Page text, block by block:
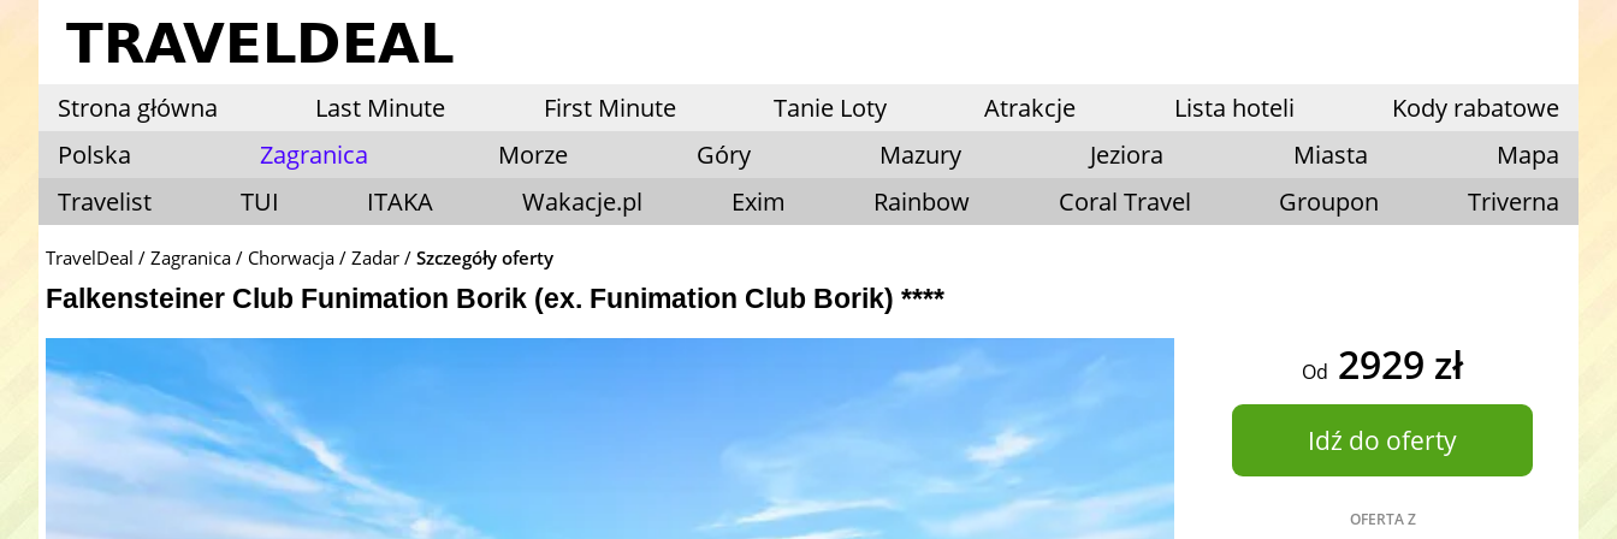
Strona główna Last Minute First Minute Tanie Loty Atrakcje Lista hoteli
Kody rabatowe
Polska
Zagranica Morze Góry Mazury Jeziora Miasta
Mapa
Travelist
TUI ITAKA Wakacje.pl Exim Rainbow Coral Travel Groupon Triverna
TravelDeal Zagranica Chorwacja Zadar Szczegóły oferty
Falkensteiner Club Funimation Borik (ex. Funimation Club Borik) ****
Od 2929 zł
Idź do oferty
OFERTA Z